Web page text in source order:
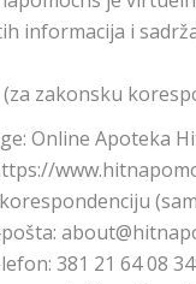
informacija i
zakonsku
Online Apoteka
381 21 64 08